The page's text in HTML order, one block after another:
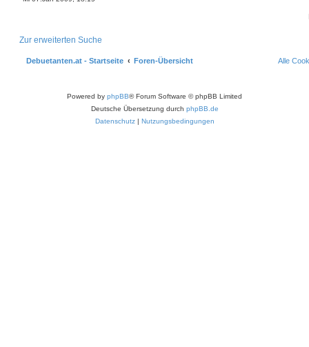
Zur erweiterten Suche
Debuetanten.at - Startseite Foren-Übersicht Alle
Powered by phpBB® Forum Software © phpBB Limited
Deutsche Übersetzung durch phpBB.de
Datenschutz | Nutzungsbedingungen